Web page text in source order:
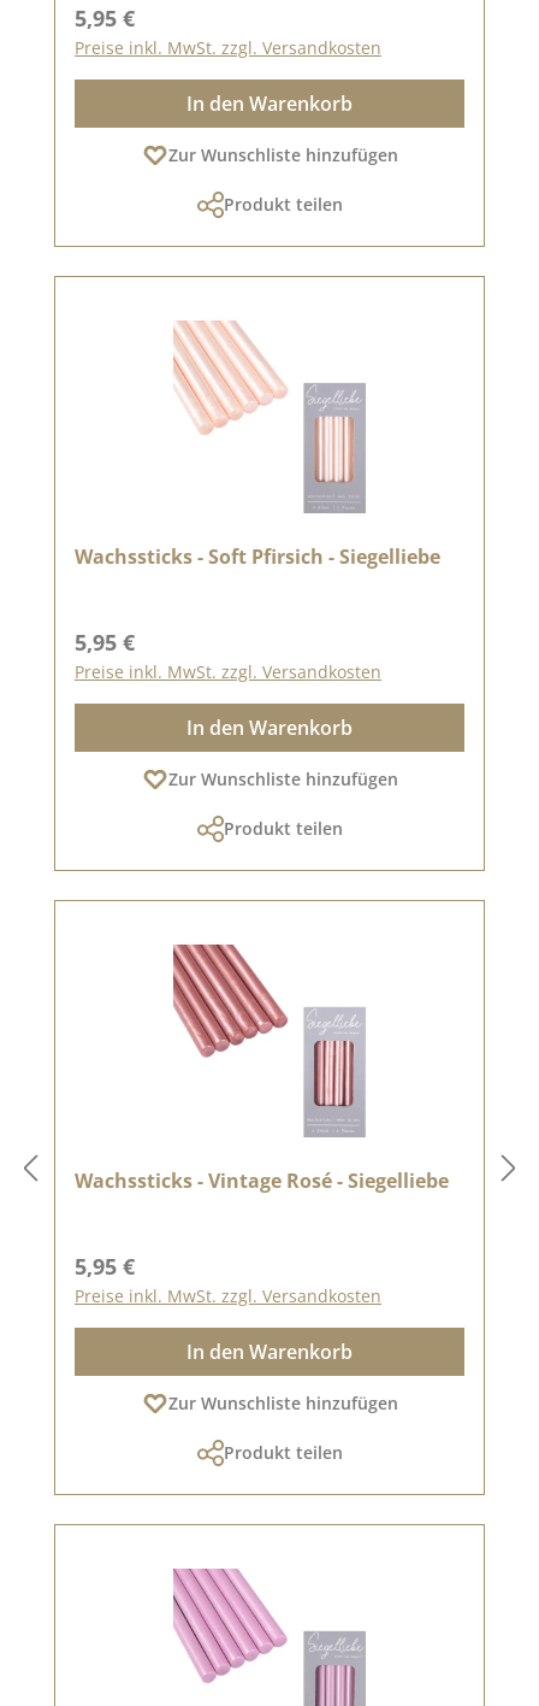
Regulärer Preis:
5,95 €
Preise inkl. MwSt. zzgl. Versandkosten
In den Warenkorb
Zur Wunschliste hinzufügen
Produkt teilen
Wachssticks - Soft Pfirsich - Siegelliebe
Regulärer Preis:
5,95 €
Preise inkl. MwSt. zzgl. Versandkosten
In den Warenkorb
Zur Wunschliste hinzufügen
Produkt teilen
Wachssticks - Vintage Rosé - Siegelliebe
Regulärer Preis:
5,95 €
Preise inkl. MwSt. zzgl. Versandkosten
In den Warenkorb
Zur Wunschliste hinzufügen
Produkt teilen